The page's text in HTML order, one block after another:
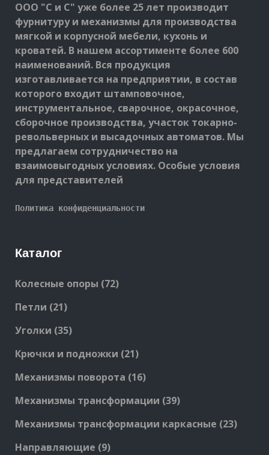
ООО "С и С" уже более 25 лет производит
фурнитуру и механизмы для производства
мягкой и корпусной мебели, кухонь и
кроватей. В нашем ассортименте более 600
наименований. Вся продукция
изготавливается на предприятии, в состав
которого входит штамповочное,
инструментальное, сварочное, окрасочное,
сборочное производства, участок токарно-
револьверных и высадочных автоматов. Мы
предлагаем сотрудничество на
взаимовыгодных условиях. Особые условия
для представителей
Политика конфиденциальности
Каталог
Колесные опоры 7272
Петли 2121
Уголки 3535
Крючки и подножки 2121
Механизмы поворота 1616
Механизмы трансформации 3939
Механизмы трансформации каркасные 2323
Направляющие 99